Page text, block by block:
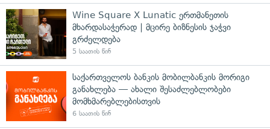
Wine Square X Lunatic ერთმანეთის
მხარდასაჭერად | მცირე ბიზნესის ჯაჭვი
გრძელდება
5 საათის წინ
საქართველოს ბანკის მობილბანკის მორიგი
განახლება — ახალი შესაძლებლობები
მომხმარებლებისთვის
6 საათის წინ